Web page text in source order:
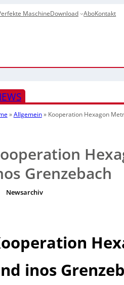
MaschineDownload AboKontakt
»Allgemein» Kooperation Hexagon
Grenzebach
Newsarchiv
inos